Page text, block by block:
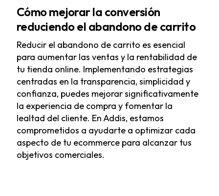
Cómo mejorar la conversión
reduciendo el abandono de carrito
Reducir el abandono de carrito es esencial
para aumentar las ventas y la rentabilidad de
tu tienda online. Implementando estrategias
centradas en la transparencia, simplicidad y
confianza, puedes mejorar significativamente
la experiencia de compra y fomentar la
lealtad del cliente. En Addis, estamos
comprometidos a ayudarte a optimizar cada
aspecto de tu ecommerce para alcanzar tus
objetivos comerciales.